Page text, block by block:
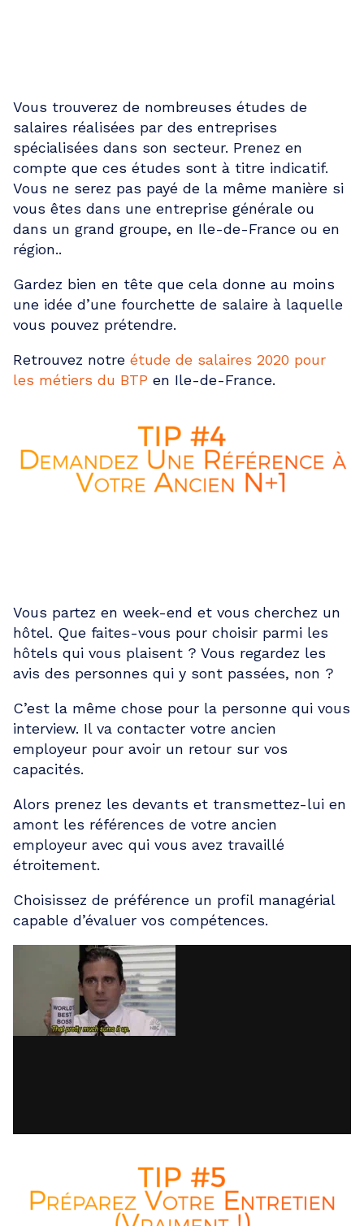
Vous trouverez de nombreuses études de
salaires réalisées par des entreprises
spécialisées dans son secteur. Prenez en
compte que ces études sont à titre indicatif.
Vous ne serez pas payé de la même manière si
vous êtes dans une entreprise générale ou
dans un grand groupe, en Ile-de-France ou en
région..
Gardez bien en tête que cela donne au moins
une idée d’une fourchette de salaire à laquelle
vous pouvez prétendre.
Retrouvez notre étude de salaires 2020 pour
les métiers du BTP en Ile-de-France.
Vous partez en week-end et vous cherchez un
hôtel. Que faites-vous pour choisir parmi les
hôtels qui vous plaisent ? Vous regardez les
avis des personnes qui y sont passées, non ?
C’est la même chose pour la personne qui vous
interview. Il va contacter votre ancien
employeur pour avoir un retour sur vos
capacités.
Alors prenez les devants et transmettez-lui en
amont les références de votre ancien
employeur avec qui vous avez travaillé
étroitement.
Choisissez de préférence un profil managérial
capable d’évaluer vos compétences.